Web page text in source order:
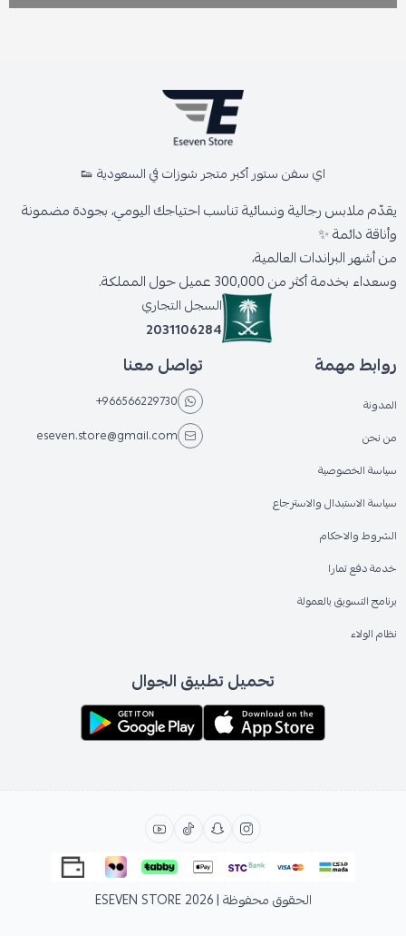
اي سفن ستور أكبر متجر شوزات في السعودية 👟
يقدّم ملابس رجالية ونسائية تناسب احتياجك اليومي، بجودة مضمونة
وأناقة دائمة ✨
من أشهر البراندات العالمية،
وسعداء بخدمة أكثر من 300,000 عميل حول المملكة.
السجل التجاري
2031106284
روابط مهمة
المدونة
من نحن
سياسة الخصوصية
سياسة الاستبدال والاسترجاع
الشروط والاحكام
خدمة دفع تمارا
برنامج التسويق بالعمولة
نظام الولاء
تواصل معنا
+966566229730
eseven.store@gmail.com
تحميل تطبيق الجوال
الحقوق محفوظة | 2026 ESEVEN STORE